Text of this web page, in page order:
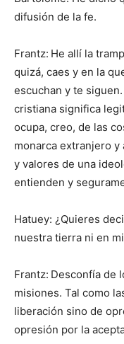
difusión de la fe.
Frantz: He allí la
quizá, caes y en la
escuchan y te
cristiana significa
ocupa, creo, de las
monarca extranjero
y valores de una
entienden y
Hatuey: ¿Quieres
nuestra tierra ni en
Frantz: Desconfía de
misiones. Tal como
liberación sino de
opresión por la